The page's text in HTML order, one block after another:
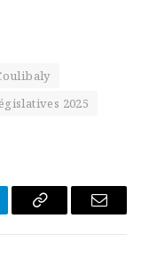
2025
Copier
E-